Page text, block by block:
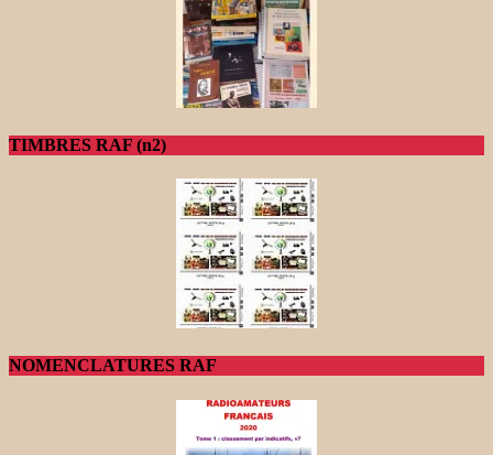
TIMBRES RAF (n2)
NOMENCLATURES RAF